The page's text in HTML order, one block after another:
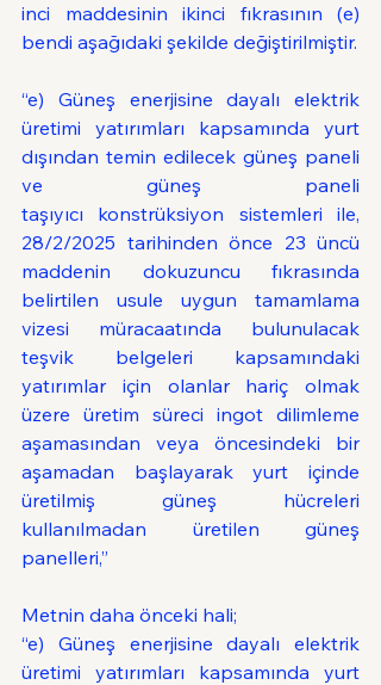
inci maddesinin ikinci fıkrasının (e)
bendi aşağıdaki şekilde değiştirilmiştir.
“e) Güneş enerjisine dayalı elektrik
üretimi yatırımları kapsamında yurt
dışından temin edilecek güneş paneli
ve güneş paneli
taşıyıcı konstrüksiyon sistemleri ile,
28/2/2025 tarihinden önce 23 üncü
maddenin dokuzuncu fıkrasında
belirtilen usule uygun tamamlama
vizesi müracaatında bulunulacak
teşvik belgeleri kapsamındaki
yatırımlar için olanlar hariç olmak
üzere üretim süreci ingot dilimleme
aşamasından veya öncesindeki bir
aşamadan başlayarak yurt içinde
üretilmiş güneş hücreleri
kullanılmadan üretilen güneş
panelleri,”
Metnin daha önceki hali;
“e) Güneş enerjisine dayalı elektrik
üretimi yatırımları kapsamında yurt